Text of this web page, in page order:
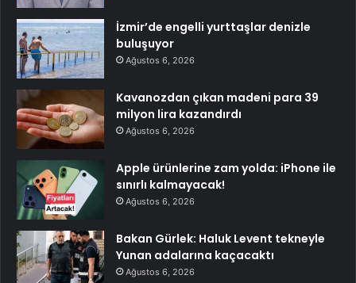
İzmir’de engelli yurttaşlar denizle
buluşuyor
Ağustos 6, 2026
Kavanozdan çıkan madeni para 39
milyon lira kazandırdı
Ağustos 6, 2026
Apple ürünlerine zam yolda: iPhone ile
sınırlı kalmayacak!
Ağustos 6, 2026
Bakan Gürlek: Haluk Levent tekneyle
Yunan adalarına kaçacaktı
Ağustos 6, 2026